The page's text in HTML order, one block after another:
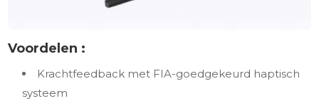
Voordelen :
Krachtfeedback met FIA-goedgekeurd haptisch
systeem